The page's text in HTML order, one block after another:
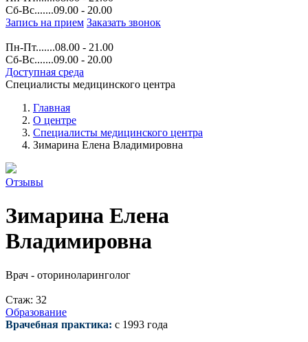
Сб-Вс.......09.00 - 20.00
Запись на прием Заказать звонок
Пн-Пт.......08.00 - 21.00
Сб-Вс.......09.00 - 20.00
Доступная среда
Специалисты медицинского центра
Главная
О центре
Специалисты медицинского центра
Зимарина Елена Владимировна
Отзывы
Зимарина Елена
Владимировна
Врач - оториноларинголог
Стаж: 32
Образование
Врачебная практика: с 1993 года